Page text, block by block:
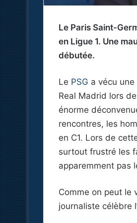
Le Paris Saint-
en Ligue 1. Une
débutée.
Le PSG a vécu
Real Madrid lors
énorme
rencontres, les
en C1. Lors de
surtout frustré les
apparemment pas
Comme on peut le
journaliste célèbre